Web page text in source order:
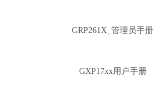
GRP261X_管理员手册
GXP17xx用户手册